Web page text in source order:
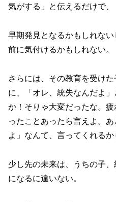
気がする」と伝えるだけで、
早期発見となるかもしれな
前に気付けるかもしれない。
さらには、その教育を受け
に、「オレ、統失なんだよ
か！そりゃ大変だったな。
ったことあったら言えよ。
よ」なんて、言ってくれるか
少し先の未来は、うちの子
になるに違いない。